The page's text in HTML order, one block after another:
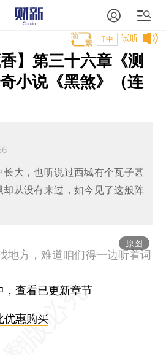
试听
T中
】第三十六章《测
小说《黑煞》（连
大，也听说过西城有个瓦子甚
却从没有来过，如今见了这般阵
原图
地方，难道咱们得一边听着词
，查看已更新章节
优惠购买